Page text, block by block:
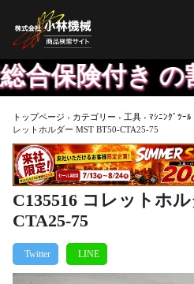
付き の割
トップページ › カテゴリー › 工具 › ﾏｼﾆﾝｸﾞﾂｰﾙ
レットホルダー MST BT50-CTA25-75
C135516 コレットホ
CTA25-75